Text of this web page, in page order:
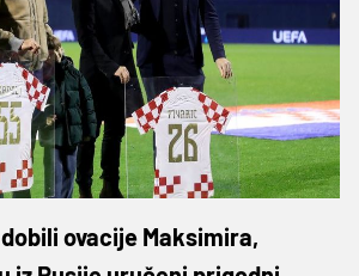
ovacije Maksimira,